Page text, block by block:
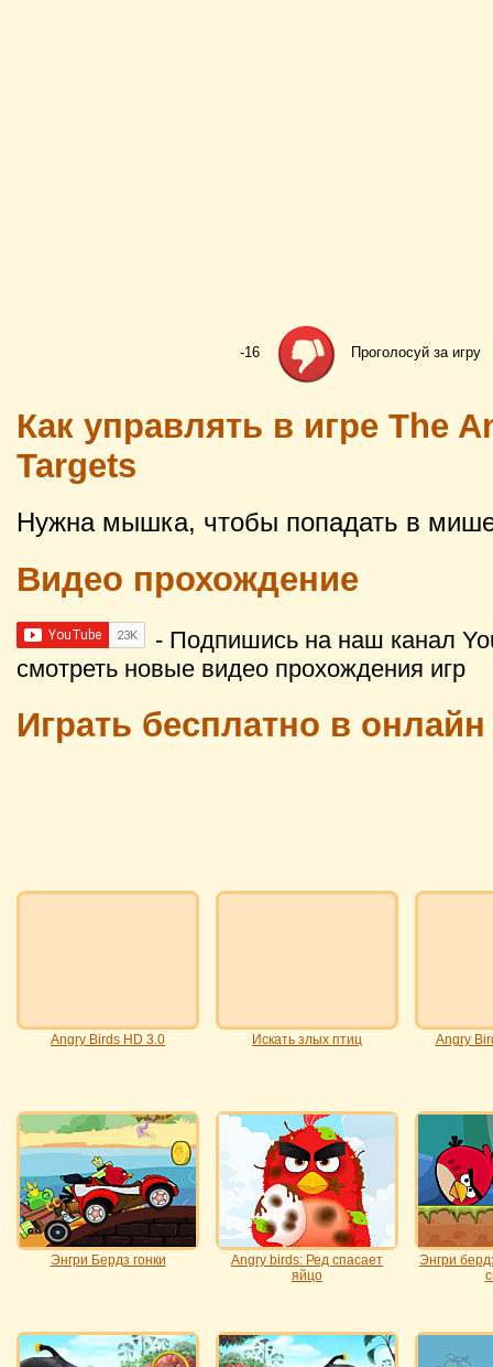
-16 Проголосуй за игру
Как управлять в игре The
Targets
Нужна мышка, чтобы попадать в
Видео прохождение
- Подпишись на наш канал
смотреть новые видео прохождения игр
Играть бесплатно в
Angry Birds HD 3.0 Искать злых птиц Angry
Энгри Бердз гонки
Angry birds: Ред спасает
яйцо
Энгри